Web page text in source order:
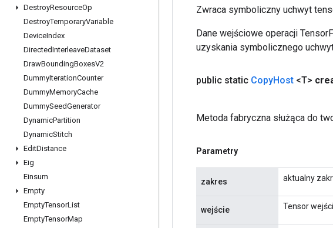
DestroyResourceOp
DestroyTemporaryVariable
DeviceIndex
DirectedInterleaveDataset
DrawBoundingBoxesV2
DummyIterationCounter
DummyMemoryCache
DummySeedGenerator
DynamicPartition
DynamicStitch
EditDistance
Eig
Einsum
Empty
EmptyTensorList
EmptyTensorMap
Zwraca symboliczny uchwyt
Dane wejściowe operacji
uzyskania symbolicznego
public static CopyHost <T>
Metoda fabryczna służąca do
Parametry
zakres aktualny
wejście Tensor